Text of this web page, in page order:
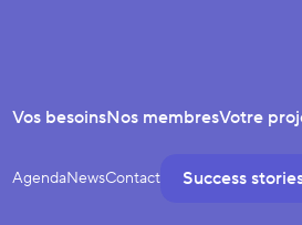
Vos besoinsNos membresVotre
AgendaNewsContact Success